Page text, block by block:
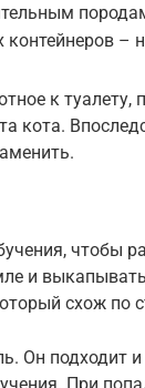
–
к
кота.
чтобы
и
схож по
Он подходит
При